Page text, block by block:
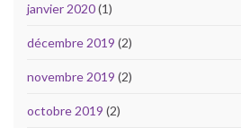
janvier 2020(1)
décembre 2019 (2)
novembre 2019 (2)
octobre 2019 (2)